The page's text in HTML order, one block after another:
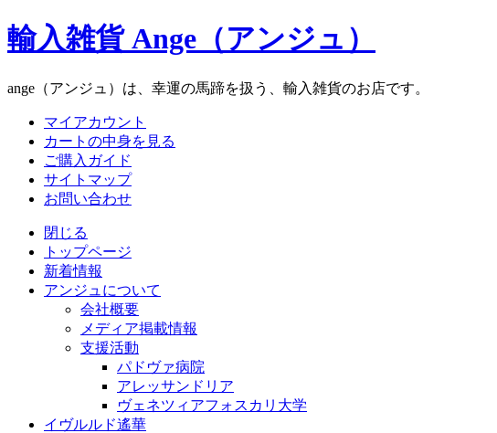
輸入雑貨 Ange（アンジュ）
ange（アンジュ）は、幸運の馬蹄を扱う、輸入雑貨のお店です。
マイアカウント
カートの中身を見る
ご購入ガイド
サイトマップ
お問い合わせ
閉じる
トップページ
新着情報
アンジュについて
会社概要
メディア掲載情報
支援活動
パドヴァ病院
アレッサンドリア
ヴェネツィアフォスカリ大学
イヴルルド遙華